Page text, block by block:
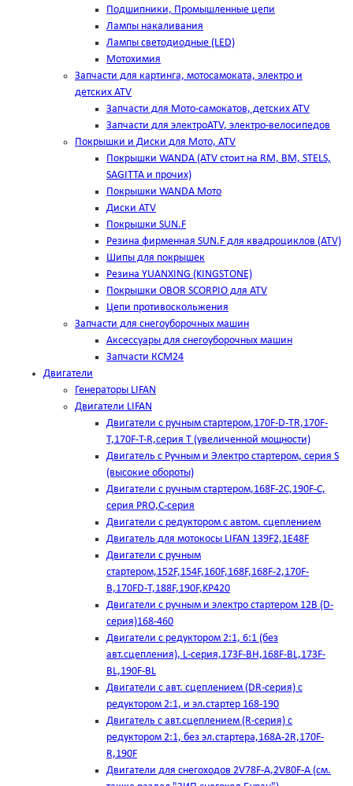
Подшипники, Промышленные цепи
Лампы накаливания
Лампы светодиодные (LED)
Мотохимия
Запчасти для картинга, мотосамоката, электро и
детских ATV
Запчасти для Мото-самокатов, детских ATV
Запчасти для электроATV, электро-велосипедов
Покрышки и Диски для Мото, ATV
Покрышки WANDA (АТV стоит на RM, BM, STELS,
SAGITTA и прочих)
Покрышки WANDA Мото
Диски ATV
Покрышки SUN.F
Резина фирменная SUN.F для квадроциклов (АТV)
Шипы для покрышек
Резина YUANXING (KINGSTONE)
Покрышки OBOR SCORPIO для ATV
Цепи противоскольжения
Запчасти для снегоуборочных машин
Аксессуары для снегоуборочных машин
Запчасти КСМ24
Двигатели
Генераторы LIFAN
Двигатели LIFAN
Двигатели с ручным стартером,170F-D-TR,170F-
T,170F-T-R,серия Т (увеличенной мощности)
Двигатель с Ручным и Электро стартером, серия S
(высокие обороты)
Двигатели с ручным стартером,168F-2C,190F-C,
серия PRO,C-серия
Двигатели с редуктором с автом. сцеплением
Двигатель для мотокосы LIFAN 139F2,1E48F
Двигатели с ручным
стартером,152F,154F,160F,168F,168F-2,170F-
B,170FD-T,188F,190F,KP420
Двигатели с ручным и электро стартером 12В (D-
серия)168-460
Двигатели с редуктором 2:1, 6:1 (без
авт.сцепления), L-серия,173F-BH,168F-BL,173F-
BL,190F-BL
Двигатели с авт. сцеплением (DR-серия) с
редуктором 2:1, и эл.стартер 168-190
Двигатель с авт.сцеплением (R-серия) с
редуктором 2:1, без эл.стартера,168А-2R,170F-
R,190F
Двигатели для снегоходов 2V78F-A,2V80F-A (см.